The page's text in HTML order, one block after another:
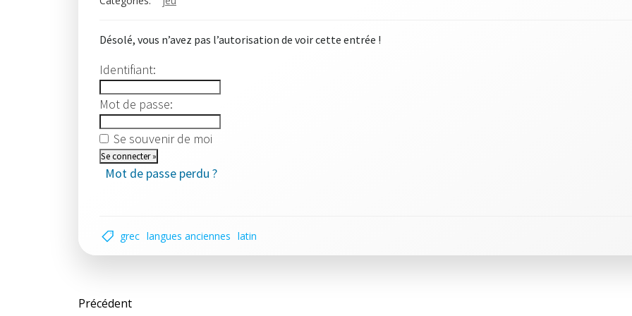
Désolé, vous n’avez pas l’autorisation de voir cette entrée !
Identifiant:
Mot de passe:
Se souvenir de moi
Mot de passe perdu ?
grec langues anciennes latin
Post
Précédent